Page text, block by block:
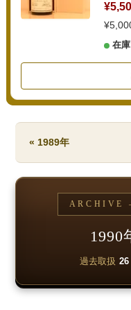
在
« 1989年
ARCHIVE
1990
過去取扱 26